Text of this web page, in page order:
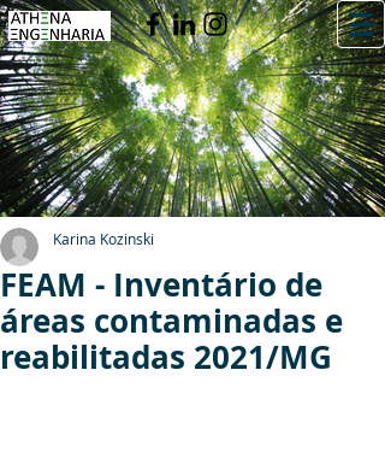
FEAM - Inventário de
áreas contaminadas e
reabilitadas 2021/MG
Karina Kozinski